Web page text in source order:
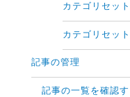
カテゴリセッ
カテゴリセッ
記事の管理
記事の一覧を確認す